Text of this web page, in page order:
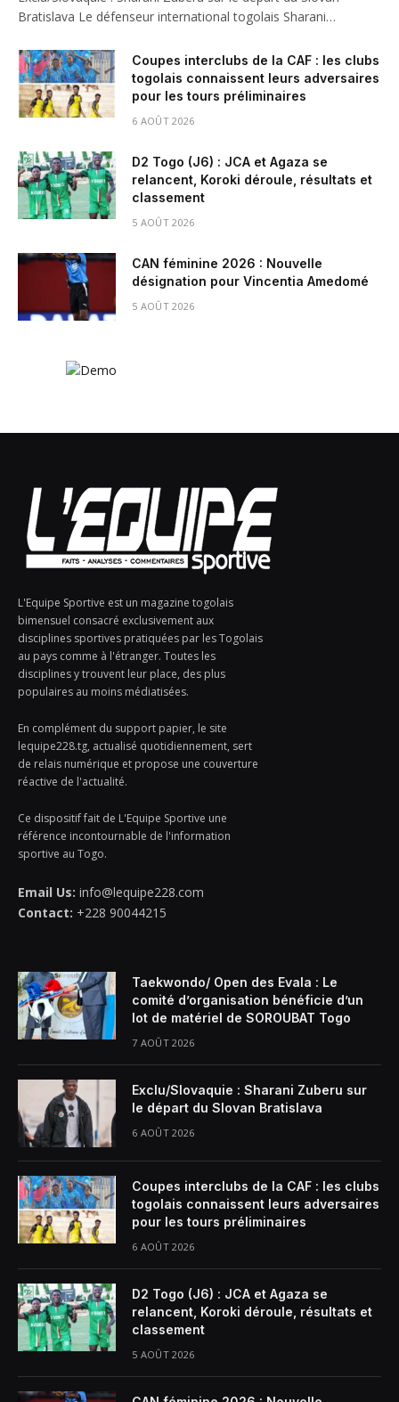
Bratislava Le défenseur international togolais Sharani…
Coupes interclubs de la CAF : les clubs
togolais connaissent leurs adversaires
pour les tours préliminaires
6 AOÛT 2026
D2 Togo (J6) : JCA et Agaza se
relancent, Koroki déroule, résultats et
classement
5 AOÛT 2026
CAN féminine 2026 : Nouvelle
désignation pour Vincentia Amedomé
5 AOÛT 2026
L'Equipe Sportive est un magazine togolais
bimensuel consacré exclusivement aux
disciplines sportives pratiquées par les Togolais
au pays comme à l'étranger. Toutes les
disciplines y trouvent leur place, des plus
populaires au moins médiatisées.
En complément du support papier, le site
lequipe228.tg, actualisé quotidiennement, sert
de relais numérique et propose une couverture
réactive de l'actualité.
Ce dispositif fait de L'Equipe Sportive une
référence incontournable de l'information
sportive au Togo.
Email Us: info@lequipe228.com
Contact: +228 90044215
Taekwondo/ Open des Evala : Le
comité d’organisation bénéficie d’un
lot de matériel de SOROUBAT Togo
7 AOÛT 2026
Exclu/Slovaquie : Sharani Zuberu sur
le départ du Slovan Bratislava
6 AOÛT 2026
Coupes interclubs de la CAF : les clubs
togolais connaissent leurs adversaires
pour les tours préliminaires
6 AOÛT 2026
D2 Togo (J6) : JCA et Agaza se
relancent, Koroki déroule, résultats et
classement
5 AOÛT 2026